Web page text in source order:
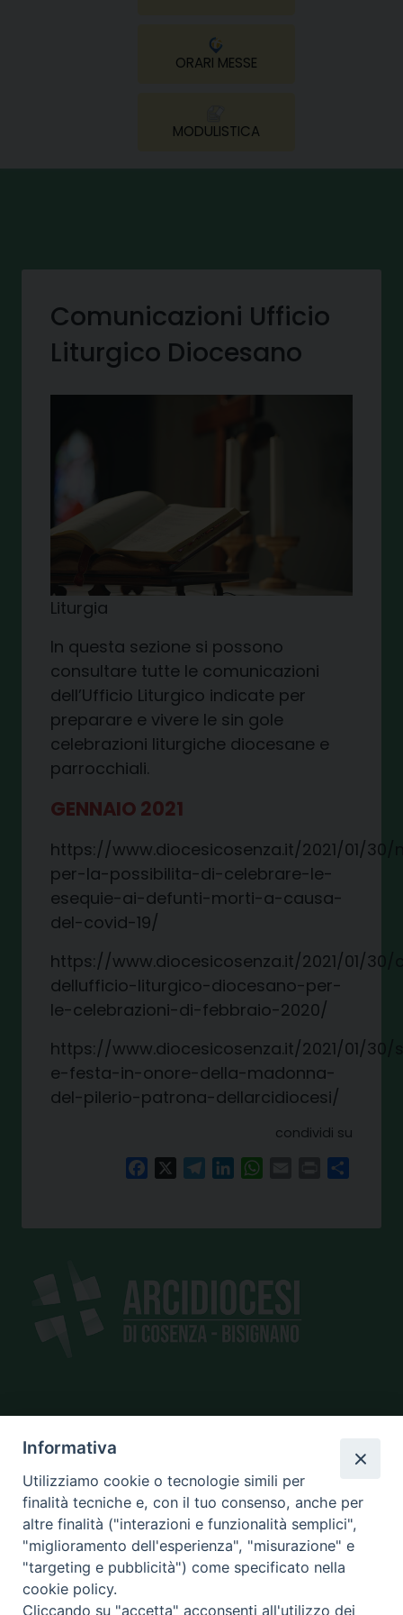
ORARI MESSE
MODULISTICA
Comunicazioni Ufficio
Liturgico Diocesano
Liturgia
In questa sezione si possono
consultare tutte le comunicazioni
dell’Ufficio Liturgico indicate per
preparare e vivere le sin gole
celebrazioni liturgiche diocesane e
parrocchiali.
GENNAIO 2021
https://www.diocesicosenza.it/2021/01/
per-la-possibilita-di-celebrare-le-
esequie-ai-defunti-morti-a-causa-
del-covid-19/
https://www.diocesicosenza.it/2021/01/
dellufficio-liturgico-diocesano-per-
le-celebrazioni-di-febbraio-2020/
https://www.diocesicosenza.it/2021/01/
e-festa-in-onore-della-madonna-
del-pilerio-patrona-dellarcidiocesi/
condividi su
FacebookTelegramLinkedInWhatsAppPrint
piazza Giano Parrasio, 16
87100 Cosenza
CONTATTI
e@mail:info@diocesicosenza.it
tel: +39 0984 687712
Informativa
Utilizziamo cookie o tecnologie simili per
finalità tecniche e, con il tuo consenso, anche per
altre finalità ("interazioni e funzionalità semplici",
"miglioramento dell'esperienza", "misurazione" e
"targeting e pubblicità") come specificato nella
cookie policy.
Cliccando su "accetta" acconsenti all'utilizzo dei